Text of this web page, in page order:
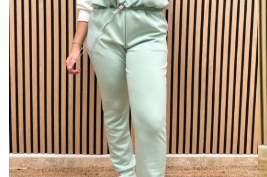
BISUTERIA
BOLSOS Y MONEDEROS
CALZADO
COMPLEMENTOS
TECNOLOGIA